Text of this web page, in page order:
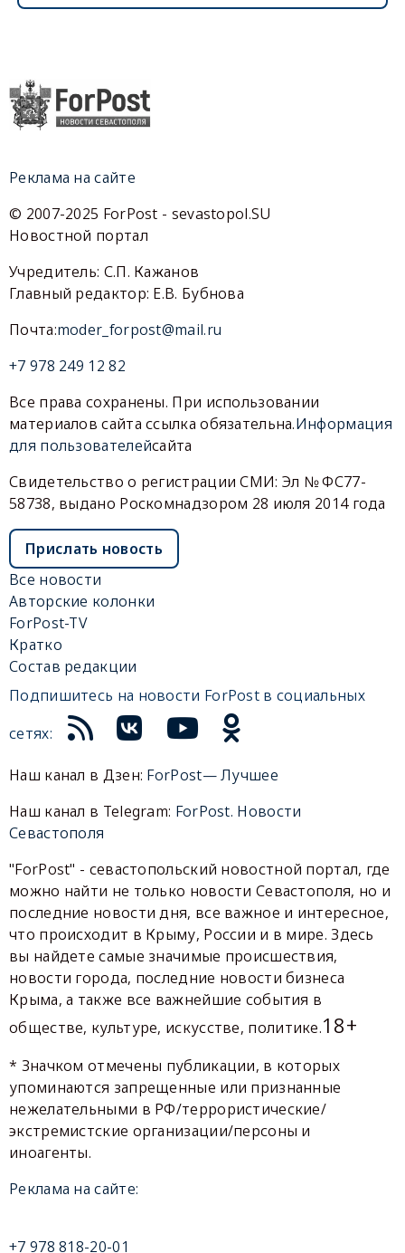
Реклама на сайте
© 2007-2025 ForPost - sevastopol.SU
Новостной портал
Учредитель: С.П. Кажанов
Главный редактор: Е.В. Бубнова
Почта:moder_forpost@mail.ru
+7 978 249 12 82
Все права сохранены. При использовании
материалов сайта ссылка обязательна.Информация
для пользователейсайта
Свидетельство о регистрации СМИ: Эл № ФС77-
58738, выдано Роскомнадзором 28 июля 2014 года
Прислать новость
Все новости
Авторские колонки
ForPost-TV
Кратко
Состав редакции
Подпишитесь на новости ForPost в социальных
сетях:
Наш канал в Дзен: ForPost— Лучшее
Наш канал в Telegram: ForPost. Новости
Севастополя
"ForPost" - севастопольский новостной портал, где
можно найти не только новости Севастополя, но и
последние новости дня, все важное и интересное,
что происходит в Крыму, России и в мире. Здесь
вы найдете самые значимые происшествия,
новости города, последние новости бизнеса
Крыма, а также все важнейшие события в
обществе, культуре, искусстве, политике.18+
* Значком отмечены публикации, в которых
упоминаются запрещенные или признанные
нежелательными в РФ/террористические/
экстремистские организации/персоны и
иноагенты.
Реклама на сайте:
+7 978 818-20-01